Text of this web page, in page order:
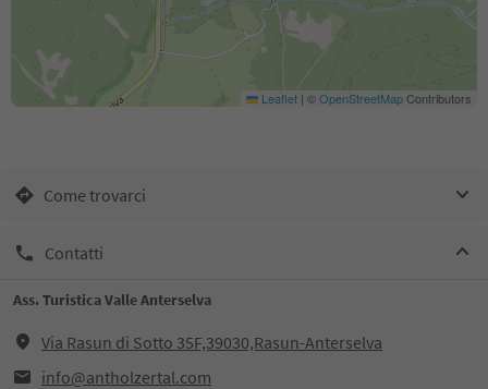
Leaflet | ©OpenStreetMapContributors
Come trovarci
Contatti
Ass. Turistica Valle Anterselva
Via Rasun di Sotto 35F,39030,Rasun-Anterselva
info@antholzertal.com